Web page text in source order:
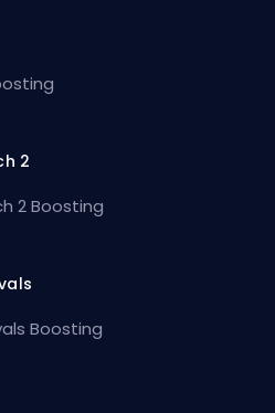
2
2 Boosting
Boosting